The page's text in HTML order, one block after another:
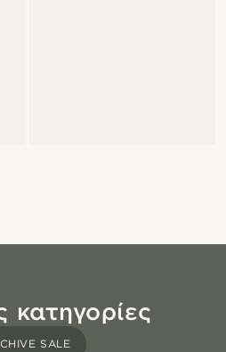
κατηγορίες
SALE